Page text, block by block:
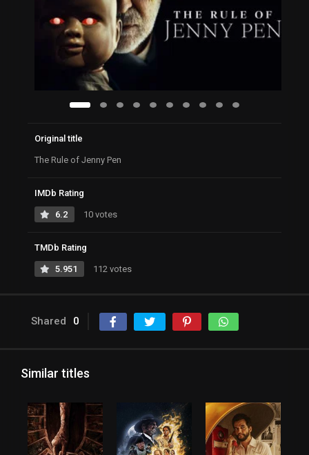
Original title
The Rule of Jenny Pen
IMDb Rating
6.2 10 votes
TMDb Rating
5.951 112 votes
Shared 0
Similar titles